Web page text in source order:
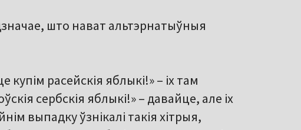
што нават альтэрнатыўныя
расейскія яблыкі!» – іх там
сербскія яблыкі!» – давайце, але іх
выпадку ўзнікалі такія хітрыя,